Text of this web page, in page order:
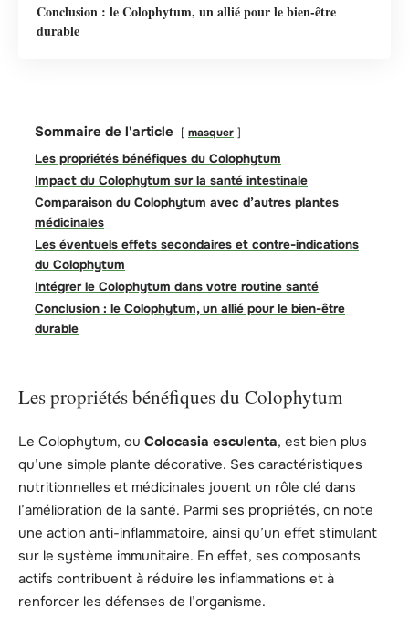
Conclusion : le Colophytum, un allié pour le bien-être
durable
Sommaire de l'article masquer
Les propriétés bénéfiques du Colophytum
Impact du Colophytum sur la santé intestinale
Comparaison du Colophytum avec d’autres plantes
médicinales
Les éventuels effets secondaires et contre-indications
du Colophytum
Intégrer le Colophytum dans votre routine santé
Conclusion : le Colophytum, un allié pour le bien-être
durable
Les propriétés bénéfiques du Colophytum
Le Colophytum, ou Colocasia esculenta, est bien plus
qu’une simple plante décorative. Ses caractéristiques
nutritionnelles et médicinales jouent un rôle clé dans
l’amélioration de la santé. Parmi ses propriétés, on note
une action anti-inflammatoire, ainsi qu’un effet stimulant
sur le système immunitaire. En effet, ses composants
actifs contribuent à réduire les inflammations et à
renforcer les défenses de l’organisme.